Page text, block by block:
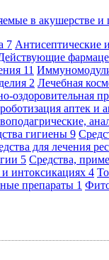
в акушерстве
7 Антисептические
11
2 Лечебная
оздоровительная
аптек и
гигиены 9
для лечения
5 Средства,
интоксикациях 4
препараты 1